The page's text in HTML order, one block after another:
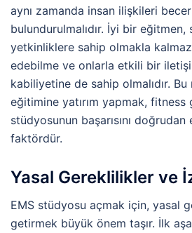
aynı zamanda insan ilişkileri
bulundurulmalıdır. İyi bir
yetkinliklere sahip olmakla
edebilme ve onlarla etkili bir
kabiliyetine de sahip olmalıdır.
eğitimine yatırım yapmak,
stüdyosunun başarısını
faktördür.
Yasal Gereklilikler ve
EMS stüdyosu açmak için, yasal
getirmek büyük önem taşır. İlk